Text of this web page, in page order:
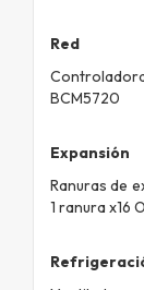
Red
BCM5720
Expansión
Ranuras de
1 ranura x16